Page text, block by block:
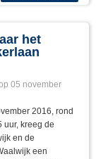
het
05 november
2016, rond
uur, kreeg de
en de
een